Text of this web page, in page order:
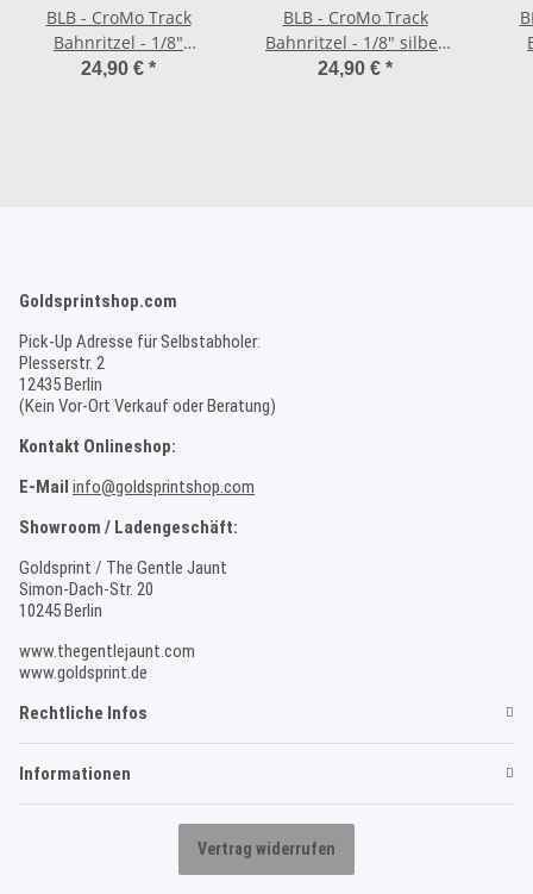
BLB - CroMo Track
Bahnritzel - 1/8"
schwarz 17 Zähne
24,90 € *
BLB - CroMo Track
Bahnritzel - 1/8" silber
17 Zähne
24,90 € *
Goldsprintshop.com
Pick-Up Adresse für Selbstabholer:
Plesserstr. 2
12435 Berlin
(Kein Vor-Ort Verkauf oder Beratung)
Kontakt Onlineshop:
E-Mail info@goldsprintshop.com
Showroom / Ladengeschäft:
Goldsprint / The Gentle Jaunt
Simon-Dach-Str. 20
10245 Berlin
www.thegentlejaunt.com
www.goldsprint.de
Rechtliche Infos
Informationen
Vertrag widerrufen